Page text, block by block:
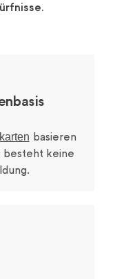
basieren
besteht keine